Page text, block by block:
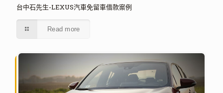
台中石先生-LEXUS汽車免留車借款案例
Read more